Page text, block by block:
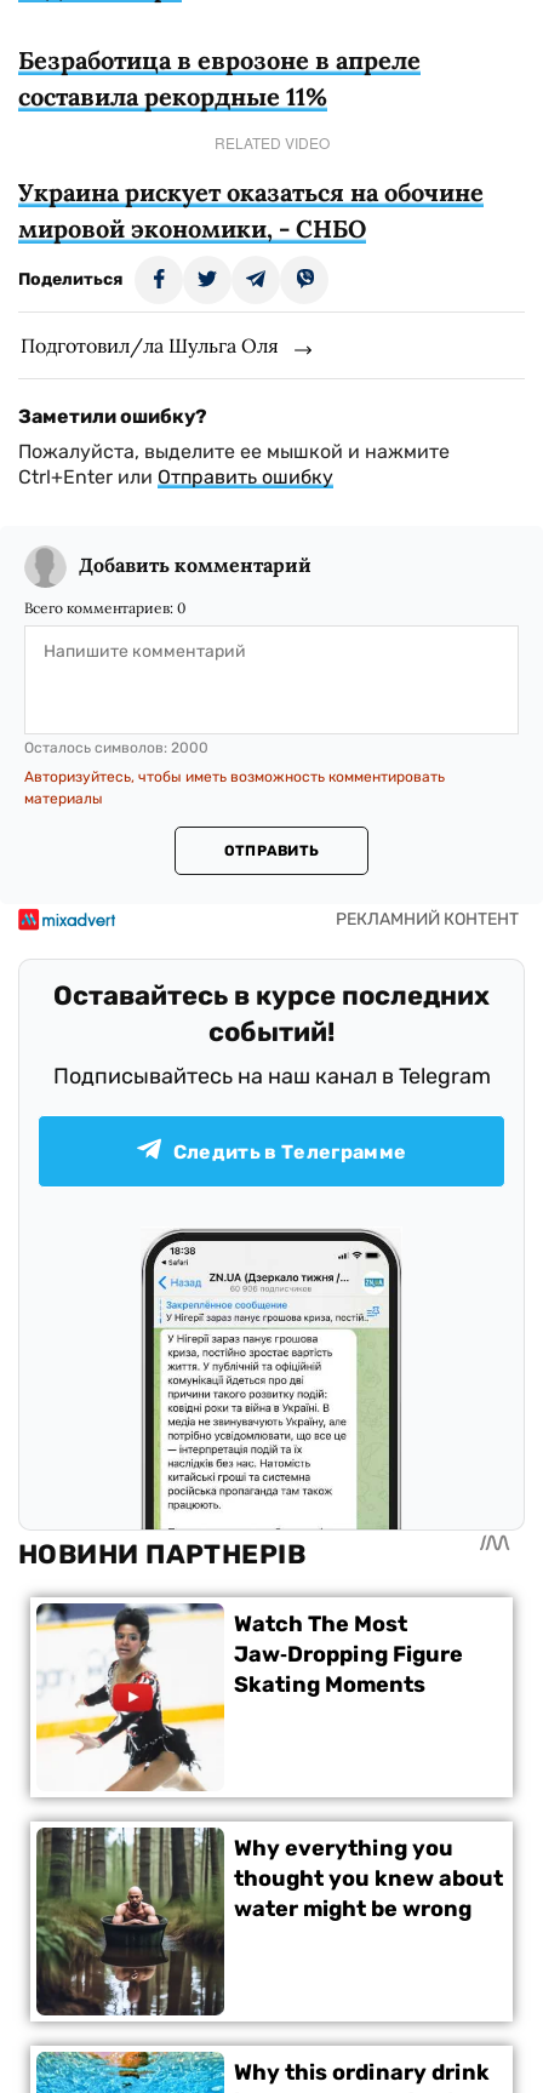
Безработица в еврозоне в апреле
составила рекордные 11%
RELATED VIDEO
Украина рискует оказаться на обочине
мировой экономики, - СНБО
Поделиться
Подготовил/ла Шульга Оля
Заметили ошибку?
Пожалуйста, выделите ее мышкой и нажмите
Ctrl+Enter или Отправить ошибку
Добавить комментарий
Всего комментариев: 0
Осталось символов: 2000
Авторизуйтесь, чтобы иметь возможность комментировать
материалы
ОТПРАВИТЬ
Оставайтесь в курсе последних
событий!
Подписывайтесь на наш канал в Telegram
Следить в Телеграмме